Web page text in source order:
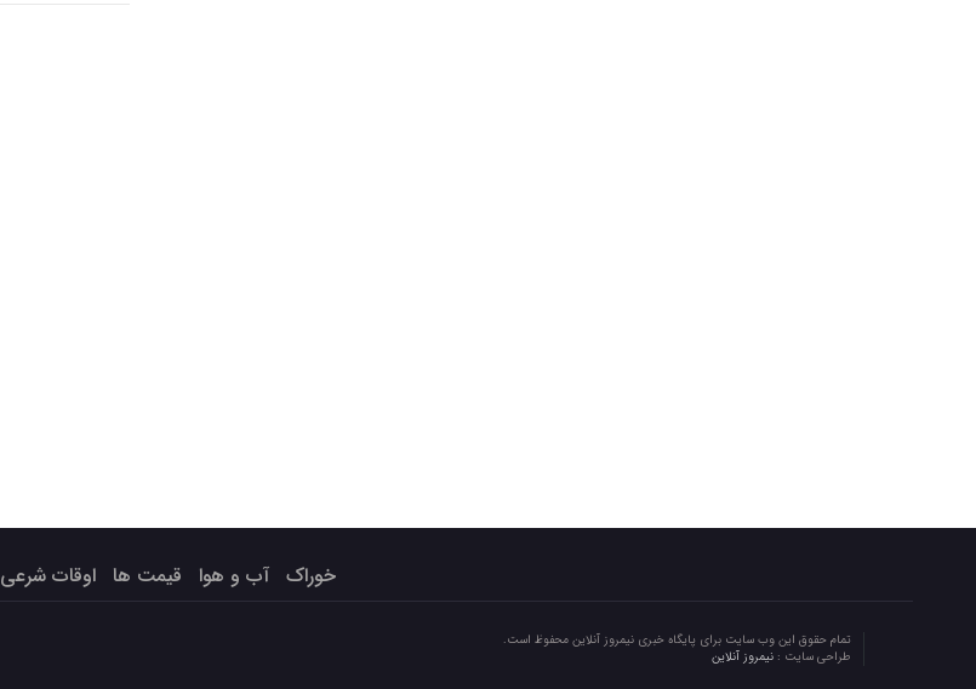
خوراک آب و هوا قیمت ها اوقات شرعی
تمام حقوق این وب سایت برای پایگاه خبری نیمروز آنلاین محفوظ است.
طراحی سایت : نیمروز آنلاین